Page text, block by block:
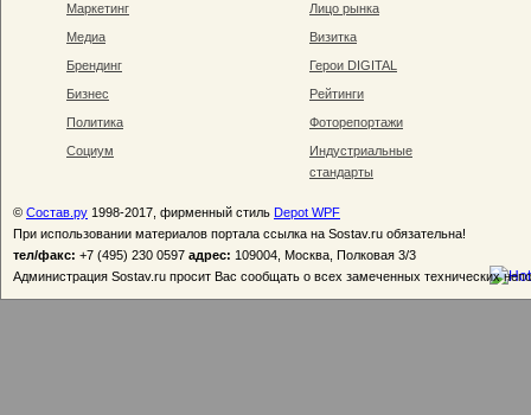
Маркетинг
Медиа
Брендинг
Бизнес
Политика
Социум
Лицо рынка
Визитка
Герои DIGITAL
Рейтинги
Фоторепортажи
Индустриальные
стандарты
© Состав.ру 1998-2017, фирменный стиль Depot WPF
При использовании материалов портала ссылка на Sostav.ru обязательна!
тел/факс: +7 (495) 230 0597 адрес: 109004, Москва, Полковая 3/3
Администрация Sostav.ru просит Вас сообщать о всех замеченных технических